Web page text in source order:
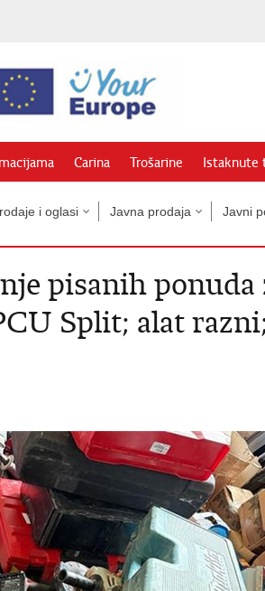
Carina Trošarine Istaknute
i oglasi Javna prodaja Javni
pisanih ponuda
Split; alat